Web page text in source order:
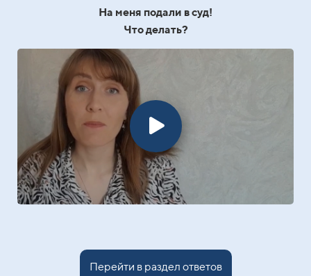
На меня подали в суд!
Что делать?
Перейти в раздел ответов